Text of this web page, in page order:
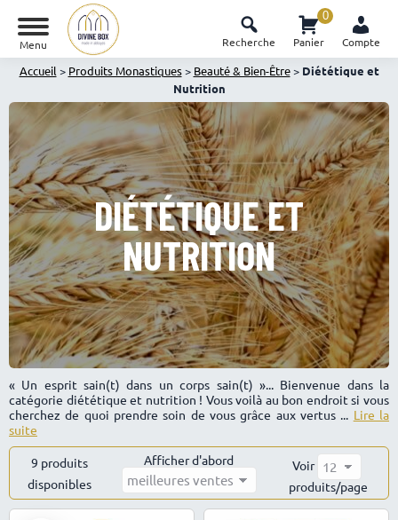
Menu Recherche Panier
0
Compte
Accueil > Produits Monastiques> Beauté & Bien-Être> Diététique et
Nutrition
DIÉTÉTIQUE ET
NUTRITION
« Un esprit sain(t) dans un corps sain(t) »... Bienvenue dans la
catégorie diététique et nutrition ! Vous voilà au bon endroit si vous
cherchez de quoi prendre soin de vous grâce aux vertus ... Lire la
suite
9 produits
disponibles
par
Afficher d'abord
Voir
produits/page